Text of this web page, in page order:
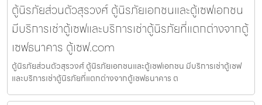
ตู้นิรภัยส่วนตัวสุรวงศ์ ตู้นิรภัยเอกชนและตู้เซฟเอกชน
มีบริการเช่าตู้เซฟและบริการเช่าตู้นิรภัยที่แตกต่างจากตู้
เซฟธนาคาร ตู้เซฟ.com
ตู้นิรภัยส่วนตัวสุรวงศ์ ตู้นิรภัยเอกชนและตู้เซฟเอกชน มีบริการเช่าตู้เซฟ
และบริการเช่าตู้นิรภัยที่แตกต่างจากตู้เซฟธนาคาร ต